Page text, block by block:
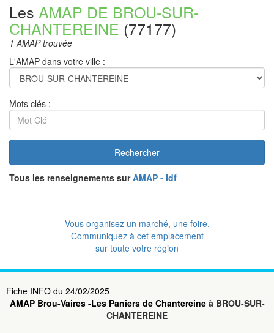
Les AMAP DE BROU-SUR-
CHANTEREINE (77177)
1 AMAP trouvée
L'AMAP dans votre ville :
Mots clés :
Rechercher
Tous les renseignements surAMAP - Idf
Vous organisez un marché, une foire.
Communiquez à cet emplacement
sur toute votre région
Fiche INFO du 24/02/2025
AMAP Brou-Vaires -Les Paniers de Chantereineà BROU-SUR-
CHANTEREINE